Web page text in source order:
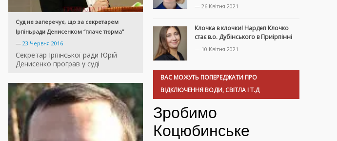
Суд не заперечує, що за секретарем
Ірпіньради Денисенком “плаче тюрма”
— 23 Червня 2016
Секретар Ірпінської ради Юрій
Денисенко програв у суді
— 26 Квітня 2021
Клочка в клочки! Нардеп Клочко
стає в.о. Дубінського в Приірпінні
— 10 Квітня 2021
ВАС МОЖУТЬ ПОПЕРЕДЖАТИ ПРО
ВІДКЛЮЧЕННЯ ВОДИ, СВІТЛА І Т.Д